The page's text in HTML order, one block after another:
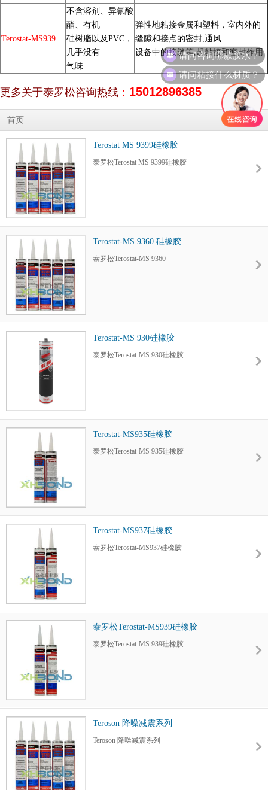
Terostat-MS939
不含溶剂、异氰酸
酯、有机
硅树脂以及PVC，
几乎没有
气味
弹性地粘接金属和塑料，室内外的
缝隙和接点的密封,通风
设备中的接缝等,起粘接和密封作用
更多关于泰罗松咨询热线 ： 15012896385
首页
Terostat MS 9399硅橡胶
泰罗松Terostat MS 9399硅橡胶
Terostat-MS 9360 硅橡胶
泰罗松Terostat-MS 9360
Terostat-MS 930硅橡胶
泰罗松Terostat-MS 930硅橡胶
Terostat-MS935硅橡胶
泰罗松Terostat-MS 935硅橡胶
Terostat-MS937硅橡胶
泰罗松Terostat-MS937硅橡胶
泰罗松Terostat-MS939硅橡胶
泰罗松Terostat-MS 939硅橡胶
Teroson 降噪减震系列
Teroson 降噪减震系列
请问咨询哪款胶水？
请问粘接什么材质？